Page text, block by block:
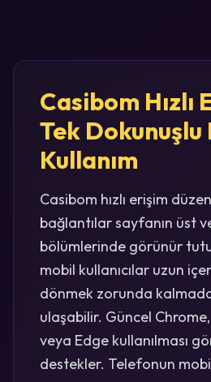
Casibom Hızlı
Tek Dokunuşlu
Kullanım
Casibom hızlı erişim
bağlantılar sayfanın üst
bölümlerinde görünür
mobil kullanıcılar uzun
dönmek zorunda
ulaşabilir. Güncel
veya Edge kullanılması
destekler. Telefonun